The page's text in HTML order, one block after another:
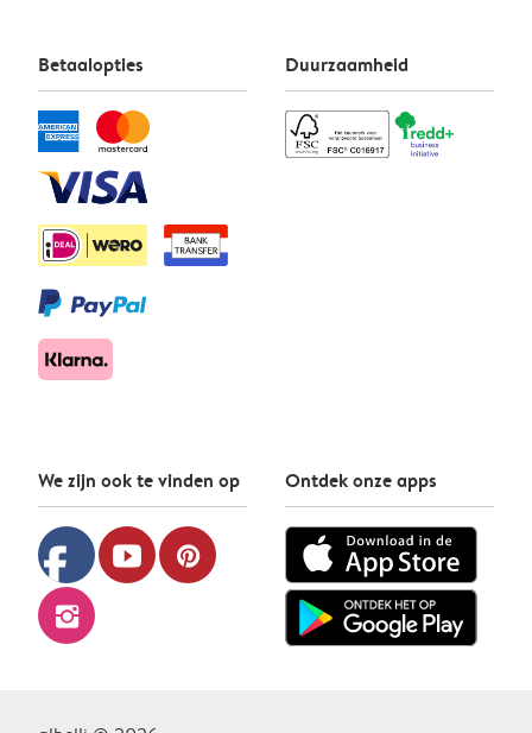
Betaalopties Duurzaamheid
We zijn ook te vinden op
facebook youtube pinterest
instagram
Ontdek onze apps